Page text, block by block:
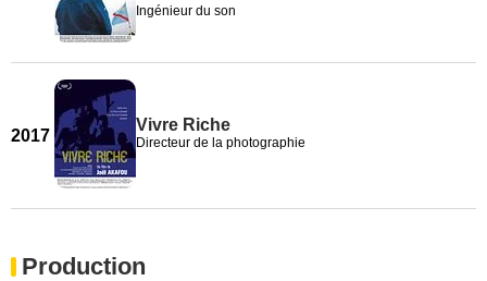
Ingénieur du son
2017
Vivre Riche
Directeur de la photographie
Production